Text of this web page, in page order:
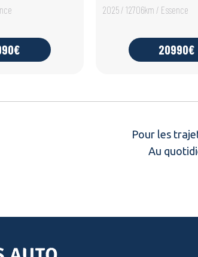
2025 / 12706km / Essence
20990€
Pour les
Au